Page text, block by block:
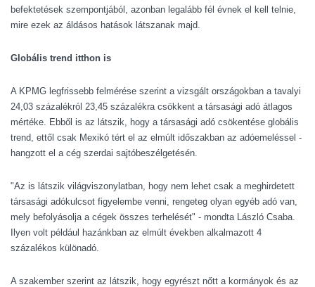
befektetések szempontjából, azonban legalább fél évnek el kell telnie,
mire ezek az áldásos hatások látszanak majd.
Globális trend itthon is
A KPMG legfrissebb felmérése szerint a vizsgált országokban a tavalyi
24,03 százalékról 23,45 százalékra csökkent a társasági adó átlagos
mértéke. Ebből is az látszik, hogy a társasági adó csökentése globális
trend, ettől csak Mexikó tért el az elmúlt időszakban az adóemeléssel -
hangzott el a cég szerdai sajtóbeszélgetésén.
"Az is látszik világviszonylatban, hogy nem lehet csak a meghirdetett
társasági adókulcsot figyelembe venni, rengeteg olyan egyéb adó van,
mely befolyásolja a cégek összes terhelését" - mondta László Csaba.
Ilyen volt például hazánkban az elmúlt években alkalmazott 4
százalékos különadó.
A szakember szerint az látszik, hogy egyrészt nőtt a kormányok és az